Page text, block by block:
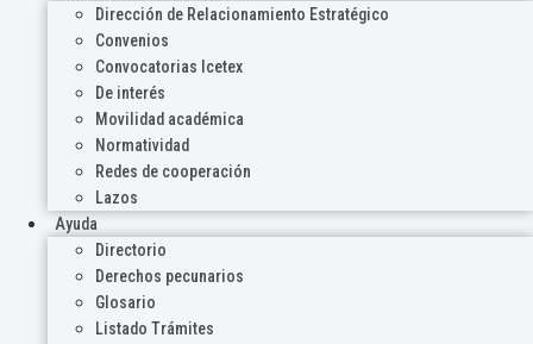
Dirección de Relacionamiento Estratégico
Convenios
Convocatorias Icetex
De interés
Movilidad académica
Normatividad
Redes de cooperación
Lazos
Ayuda
Directorio
Derechos pecunarios
Glosario
Listado Trámites